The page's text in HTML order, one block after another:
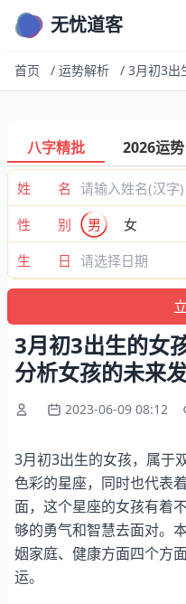
无忧道客
首页 / 运势解析 /
八字精批 2026运势
姓 名
性 别
男
女
生 日
3月初3出生的女
分析女孩的未来
2023-06-09 08:12
3月初3出生的女孩，属于
色彩的星座，同时也代表
面，这个星座的女孩有着
够的勇气和智慧去面对。
姻家庭、健康方面四个方
运。